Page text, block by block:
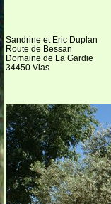
Sandrine et Eric Duplan
Route de Bessan
Domaine de La Gardie
34450 Vias